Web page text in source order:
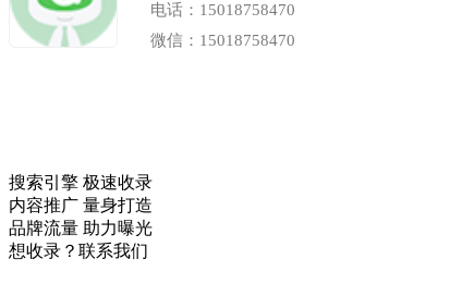
电话：15018758470
微信：15018758470
搜索引擎 极速收录
内容推广 量身打造
品牌流量 助力曝光
想收录？联系我们